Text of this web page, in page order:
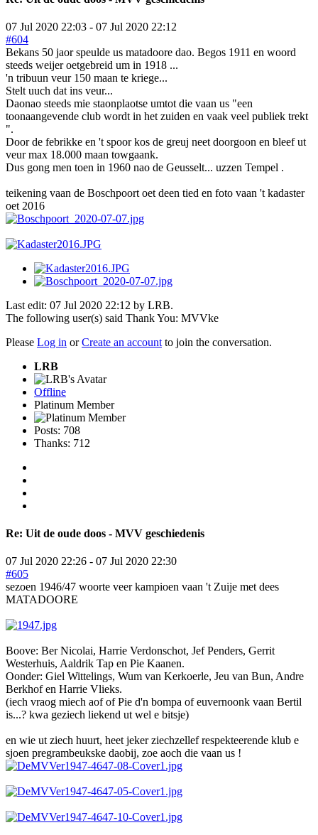
07 Jul 2020 22:03 - 07 Jul 2020 22:12
#604
Bekans 50 jaor speulde us matadoore dao. Begos 1911 en woord
steeds weijer oetgebreid um in 1918 ...
'n tribuun veur 150 maan te kriege...
Stelt uuch dat ins veur...
Daonao steeds mie staonplaotse umtot die vaan us "een
toonaangevende club wordt in het zuiden en vaak veel publiek trekt
".
Door de febrikke en 't spoor kos de greuj neet doorgoon en bleef ut
veur max 18.000 maan towgaank.
Dus gong men toen in 1960 nao de Geusselt... uzzen Tempel .
teikening vaan de Boschpoort oet deen tied en foto vaan 't kadaster
oet 2016
Last edit: 07 Jul 2020 22:12 by LRB.
The following user(s) said Thank You: MVVke
Please Log in orCreate an account to join the conversation.
LRB
Offline
Platinum Member
Posts: 708
Thanks: 712
Re: Uit de oude doos - MVV geschiedenis
07 Jul 2020 22:26 - 07 Jul 2020 22:30
#605
sezoen 1946/47 woorte veer kampioen vaan 't Zuije met dees
MATADOORE
Boove: Ber Nicolai, Harrie Verdonschot, Jef Penders, Gerrit
Westerhuis, Aaldrik Tap en Pie Kaanen.
Oonder: Giel Wittelings, Wum van Kerkoerle, Jeu van Bun, Andre
Berkhof en Harrie Vlieks.
(iech vraog miech aof of Pie d'n bompa of euvernoonk vaan Bertil
is...? kwa geziech liekend ut wel e bitsje)
en wie ut ziech huurt, heet jeker ziechzellef respekteerende klub e
sjoen pregrambeukske daobij, zoe aoch die vaan us !